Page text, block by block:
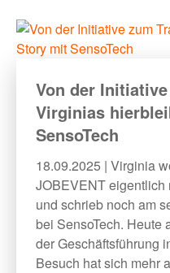
MEHR
Bewerber:innen-Card
Media
Über uns
FAQ
Von der
Virginias
SensoTech
18.09.2025 | Virginia
JOBEVENT eigentlich
und schrieb noch am
bei SensoTech. Heute
der Geschäftsführung
Besuch hat sich mehr